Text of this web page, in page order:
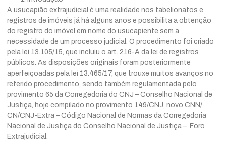
A usucapião extrajudicial é uma realidade nos tabelionatos e
registros de imóveis já há alguns anos e possibilita a obtenção
do registro do imóvel em nome do usucapiente sem a
necessidade de um processo judicial. O procedimento foi criado
pela lei 13.105/15, que incluiu o art. 216-A da lei de registros
públicos. As disposições originais foram posteriormente
aperfeiçoadas pela lei 13.465/17, que trouxe muitos avanços no
referido procedimento, sendo também regulamentada pelo
provimento 65 da Corregedoria do CNJ – Conselho Nacional de
Justiça, hoje compilado no provimento 149/CNJ, novo CNN/
CN/CNJ-Extra – Código Nacional de Normas da Corregedoria
Nacional de Justiça do Conselho Nacional de Justiça – Foro
Extrajudicial.